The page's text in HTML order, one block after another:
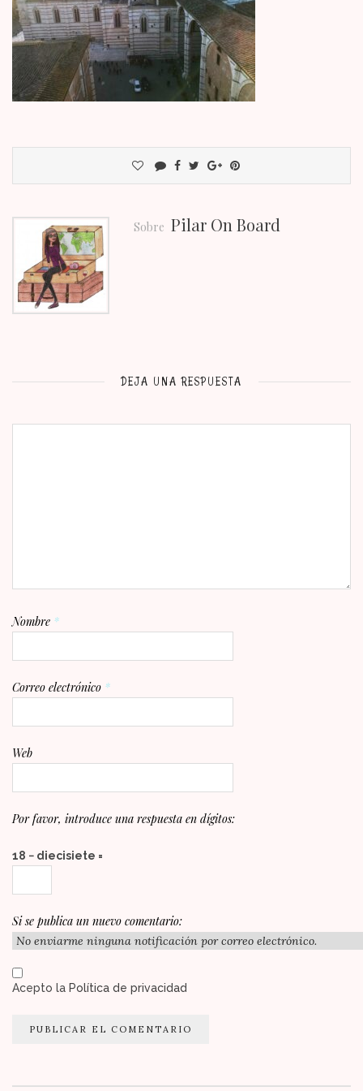
Sobre Pilar On Board
DEJA UNA RESPUESTA
Nombre *
Correo electrónico *
Web
Por favor, introduce una respuesta en dígitos:
18 − diecisiete =
Si se publica un nuevo comentario:
Acepto la Política de privacidad